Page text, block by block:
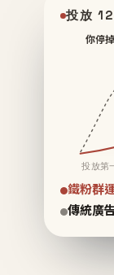
投放
你停
投放第
鐵粉群
傳統廣